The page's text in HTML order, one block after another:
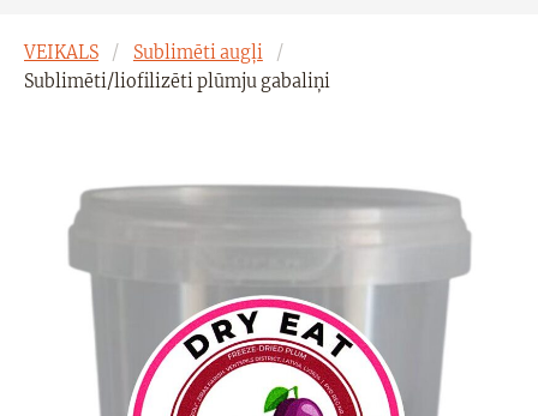
VEIKALS
Sublimēti augļi
Sublimēti/liofilizēti plūmju gabaliņi